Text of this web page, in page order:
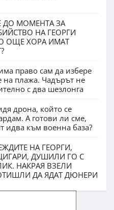
ДО МОМЕНТА ЗА
НА ГЕОРГИ
ОЩЕ ХОРА ИМАТ
право сам да избере
на плажа. Чадърът не
с два шезлонга
дрона, който се
А готови ли сме,
идва към военна база?
НА ГЕОРГИ,
ДУШИЛИ ГО С
НАКРАЯ ВЗЕЛИ
ДА ЯДАТ ДЮНЕРИ